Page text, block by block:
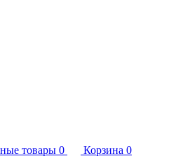
товары 0 Корзина 0